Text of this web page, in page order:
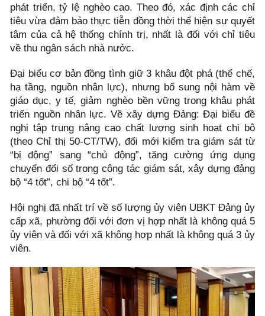
phát triển, tỷ lệ nghèo cao. Theo đó, xác định các chỉ
tiêu vừa đảm bảo thực tiễn đồng thời thể hiện sự quyết
tâm của cả hệ thống chính trị, nhất là đối với chỉ tiêu
về thu ngân sách nhà nước.
Đại biểu cơ bản đồng tình giữ 3 khâu đột phá (thể chế,
hạ tầng, nguồn nhân lực), nhưng bổ sung nội hàm về
giáo dục, y tế, giảm nghèo bền vững trong khâu phát
triển nguồn nhân lực. Về xây dựng Đảng: Đại biểu đề
nghị tập trung nâng cao chất lượng sinh hoạt chi bộ
(theo Chỉ thị 50-CT/TW), đổi mới kiểm tra giám sát từ
“bị động” sang “chủ động”, tăng cường ứng dụng
chuyển đổi số trong công tác giám sát, xây dựng đảng
bộ “4 tốt”, chi bộ “4 tốt”.
Hội nghị đã nhất trí về số lượng ủy viên UBKT Đảng ủy
cấp xã, phường đối với đơn vị hợp nhất là không quá 5
ủy viên và đối với xã không hợp nhất là không quá 3 ủy
viên.